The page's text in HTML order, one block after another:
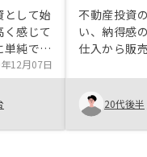
して始
感じて
単純で低
から踏み
ている
の最先
投資と
する期待
12月07日
不動産投資
い、納得感
仕入から販
感ある説明
た点。 商品
いと感じた
もしっかり
20代後半